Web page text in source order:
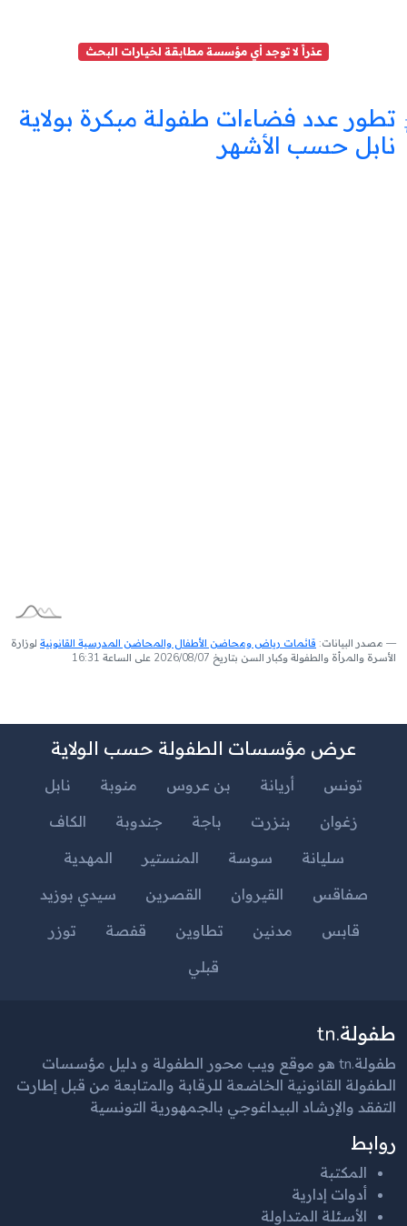
عذراً لا توجد أي مؤسسة مطابقة لخيارات البحث
تطور عدد فضاءات طفولة مبكرة بولاية
نابل حسب الأشهر
مصدر البيانات: قائمات رياض ومحاضن الأطفال والمحاضن المدرسية القانونية لوزارة
الأسرة والمرأة والطفولة وكبار السن بتاريخ 2026/08/07 على الساعة 16:31
عرض مؤسسات الطفولة حسب الولاية
تونس أريانة بن عروس منوبة
نابل
زغوان
بنزرت باجة جندوبة
الكاف
سليانة
سوسة المنستير
المهدية
صفاقس
القيروان القصرين
سيدي بوزيد
قابس
مدنين تطاوين قفصة
توزر
قبلي
طفولة.tn
طفولة.tn هو موقع ويب محور الطفولة و دليل مؤسسات
الطفولة القانونية الخاضعة للرقابة والمتابعة من قبل إطارت
التفقد والإرشاد البيداغوجي بالجمهورية التونسية
روابط
المكتبة
أدوات إدارية
الأسئلة المتداولة